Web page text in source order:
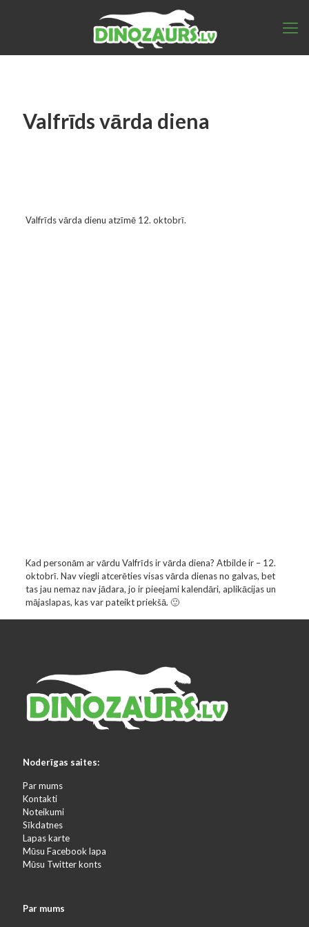
Valfrīds vārda diena
Valfrīds vārda dienu atzīmē 12. oktobrī.
Kad personām ar vārdu Valfrīds ir vārda diena? Atbilde ir – 12.
oktobrī. Nav viegli atcerēties visas vārda dienas no galvas, bet
tas jau nemaz nav jādara, jo ir pieejami kalendāri, aplikācijas un
mājaslapas, kas var pateikt priekšā. 🙂
Noderīgas saites:
Par mums
Kontakti
Noteikumi
Sīkdatnes
Lapas karte
Mūsu Facebook lapa
Mūsu Twitter konts
Par mums